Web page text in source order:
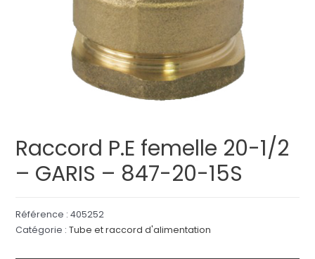
Raccord P.E femelle 20-1/2
– GARIS – 847-20-15S
Référence : 405252
Catégorie : Tube et raccord d'alimentation